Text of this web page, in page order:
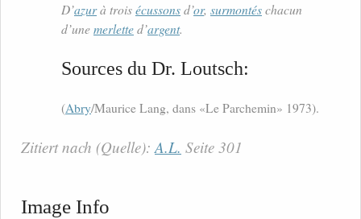
D’azurà troisécussonsd’or, surmontéschacun
d’unemerletted’argent.
Sources du Dr. Loutsch:
(Abry/Maurice Lang, dans «Le Parchemin» 1973).
Zitiert nach (Quelle):A.L. Seite 301
Image Info